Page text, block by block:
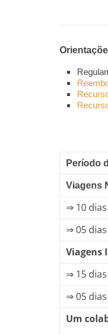
Período
Viagens
⇒ 10
⇒ 05
Viagens
⇒ 15
⇒ 05
Um